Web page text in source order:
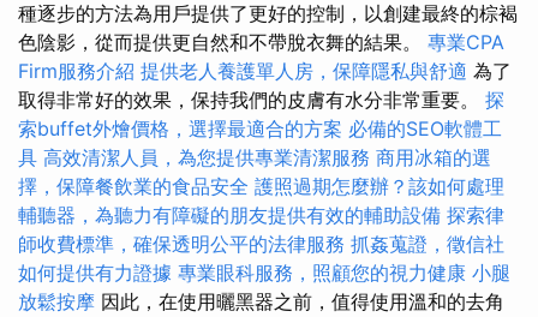
種逐步的方法為用戶提供了更好的控制，以創建最終的棕褐
色陰影，從而提供更自然和不帶脫衣舞的結果。 專業CPA
Firm服務介紹 提供老人養護單人房，保障隱私與舒適 為了
取得非常好的效果，保持我們的皮膚有水分非常重要。 探
索buffet外燴價格，選擇最適合的方案 必備的SEO軟體工
具 高效清潔人員，為您提供專業清潔服務 商用冰箱的選
擇，保障餐飲業的食品安全 護照過期怎麼辦？該如何處理
輔聽器，為聽力有障礙的朋友提供有效的輔助設備 探索律
師收費標準，確保透明公平的法律服務 抓姦蒐證，徵信社
如何提供有力證據 專業眼科服務，照顧您的視力健康 小腿
放鬆按摩 因此，在使用曬黑器之前，值得使用溫和的去角